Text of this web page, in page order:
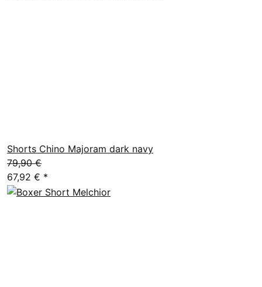
Shorts Chino Majoram dark navy
79,90 €
67,92 € *